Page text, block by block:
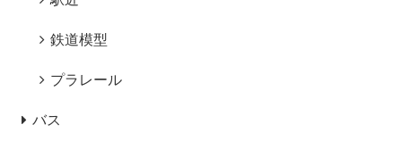
鉄道模型
プラレール
バス